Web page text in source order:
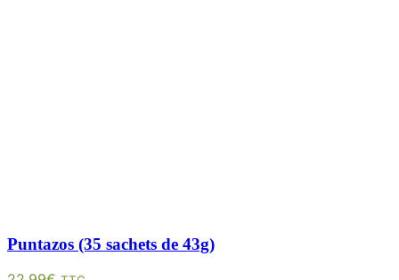
Puntazos (35 sachets de 43g)